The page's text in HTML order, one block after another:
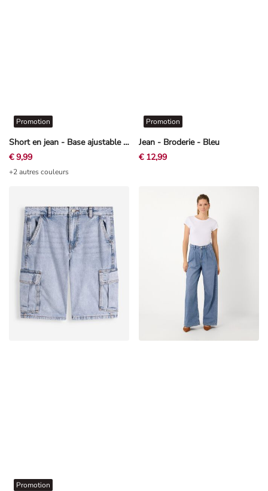
Short en jean - Base ajustable - noir
Promotion
€ 9,99
+2 autres couleurs
Jean - Broderie - Bleu
Promotion
€ 12,99
Promotion